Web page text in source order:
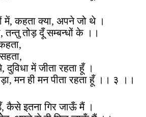
में, कहता क्या, अपने जो थे ।
तन्तु तोड़ दूँ सम्बन्धों के ।।
दुविधा में जीता रहता हूँ ।
मन ही मन पीता रहता हूँ ।। ३ ।।
इतना गिर जाऊँ मैं ।